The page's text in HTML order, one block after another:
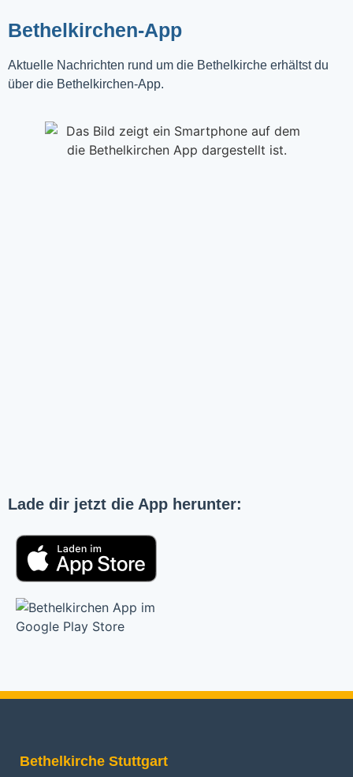
Bethelkirchen-App
Aktuelle Nachrichten rund um die Bethelkirche erhältst du
über die Bethelkirchen-App.
Lade dir jetzt die App herunter:
Bethelkirche Stuttgart